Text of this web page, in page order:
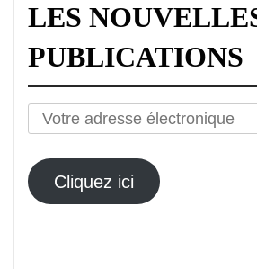
LES
PUBLICATIONS
Votre
électronique
Cliquez ici